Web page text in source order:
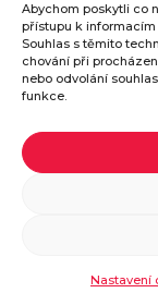
Abychom poskytli co
přístupu k
Souhlas s těmito
chování při
nebo odvolání
funkce.
Nastavení
Pokud